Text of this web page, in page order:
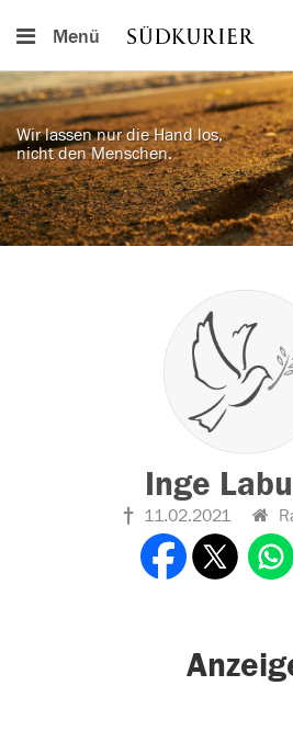
Menü
Wir lassen nur die Hand los,
nicht den Menschen.
Inge
11.02.2021